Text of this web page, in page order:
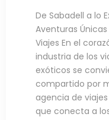
De Sabadell a lo
Aventuras
Viajes En el
industria de los
exóticos se
compartido por
agencia de
que conecta a